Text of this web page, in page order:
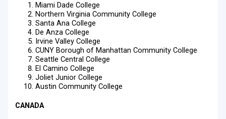
Miami Dade College
Northern Virginia Community College
Santa Ana College
De Anza College
Irvine Valley College
CUNY Borough of Manhattan Community College
Seattle Central College
El Camino College
Joliet Junior College
Austin Community College
CANADA